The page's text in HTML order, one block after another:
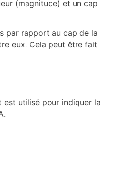
(magnitude) et un cap
par rapport au cap de la
eux. Cela peut être fait
est utilisé pour indiquer la